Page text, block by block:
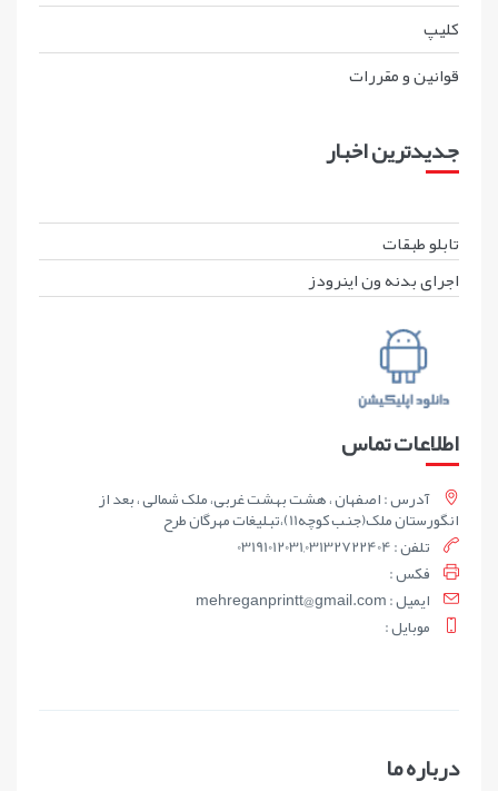
کليپ
قوانين و مقررات
جدیدترین اخبار
تابلو طبقات
اجرای بدنه ون اینرودز
اطلاعات تماس
آدرس : اصفهان ، هشت بهشت غربی، ملک شمالی ، بعد از
انگورستان ملک(جنب کوچه11)،تبلیغات مهرگان طرح
تلفن : 03191012031,03132722404
فکس :
ايميل : mehreganprintt@gmail.com
موبايل :
درباره ما